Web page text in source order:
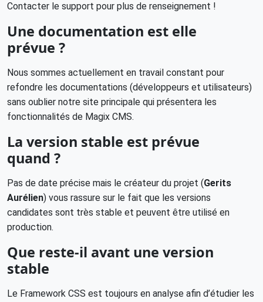
Contacter le support pour plus de renseignement !
Une documentation est elle
prévue ?
Nous sommes actuellement en travail constant pour
refondre les documentations (développeurs et utilisateurs)
sans oublier notre site principale qui présentera les
fonctionnalités de Magix CMS.
La version stable est prévue
quand ?
Pas de date précise mais le créateur du projet (Gerits
Aurélien) vous rassure sur le fait que les versions
candidates sont très stable et peuvent être utilisé en
production.
Que reste-il avant une version
stable
Le Framework CSS est toujours en analyse afin d’étudier les